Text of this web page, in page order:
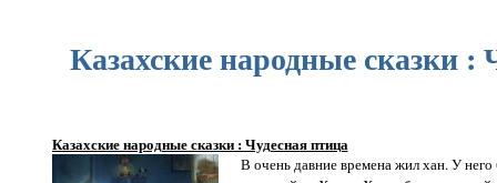
Казахские народные сказки :
Казахские народные сказки : Чудесная птица
В очень давние времена жил хан. У